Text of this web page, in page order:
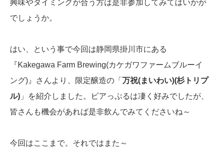
興味やタイミングが合う方は是非参加してみてはいかが
でしょうか。
はい、という事で今回は静岡県掛川市にある
『Kakegawa Farm Brewing(カケガワファームブルーイ
ング)』さんより、限定醸造の「 万祝(まいわい)(杉トリプ
ル) 」を紹介しました。ビアっぷるは凄く好みでしたが、
皆さんも機会があれば是非飲んでみてくださいね～
今回はここまで。それではまた～